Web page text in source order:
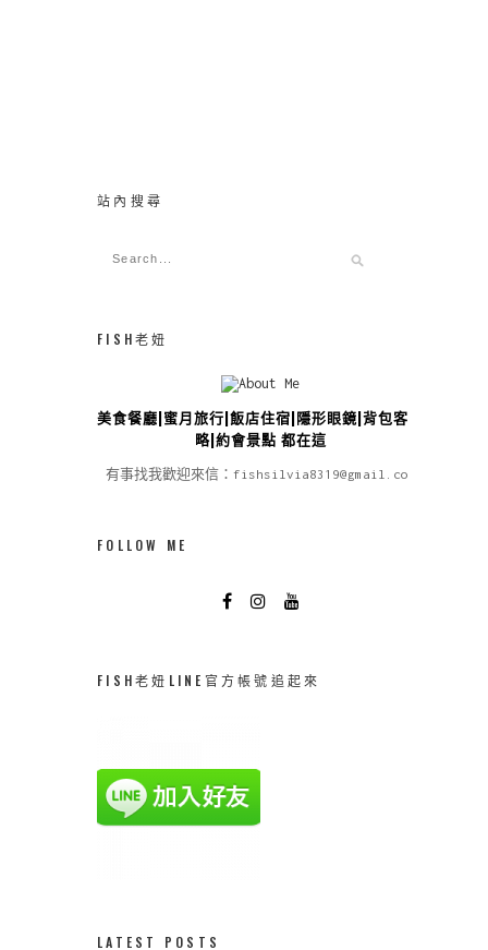
站內搜尋
FISH老妞
美食餐廳|蜜月旅行|飯店住宿|隱形眼鏡|背包客攻
略|約會景點 都在這
有事找我歡迎來信：fishsilvia8319@gmail.com
FOLLOW ME
FISH老妞LINE官方帳號追起來
LATEST POSTS